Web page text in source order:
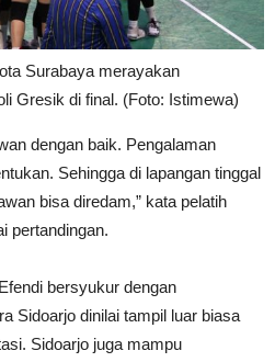
Surabaya merayakan
Gresik di final. (Foto: Istimewa)
dengan baik. Pengalaman
Sehingga di lapangan tinggal
bisa diredam,” kata pelatih
pertandingan.
bersyukur dengan
Sidoarjo dinilai tampil luar biasa
Sidoarjo juga mampu